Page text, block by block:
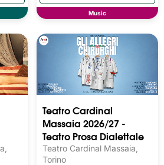
Music
Teatro Cardinal
Massaia 2026/27 -
Teatro Prosa Dialettale
Teatro Cardinal Massaia,
Torino